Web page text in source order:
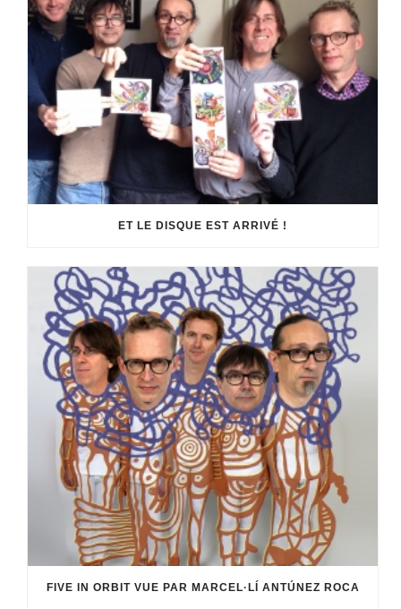
ET LE DISQUE EST ARRIVÉ !
FIVE IN ORBIT VUE PAR MARCEL·LÍ ANTÚNEZ ROCA